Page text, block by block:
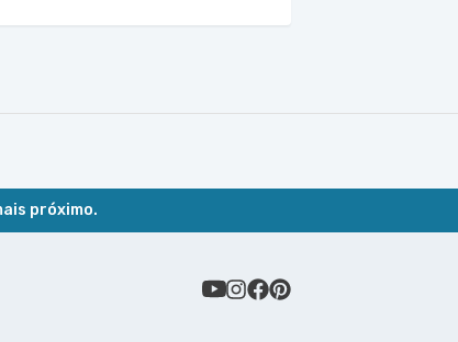
próximo.